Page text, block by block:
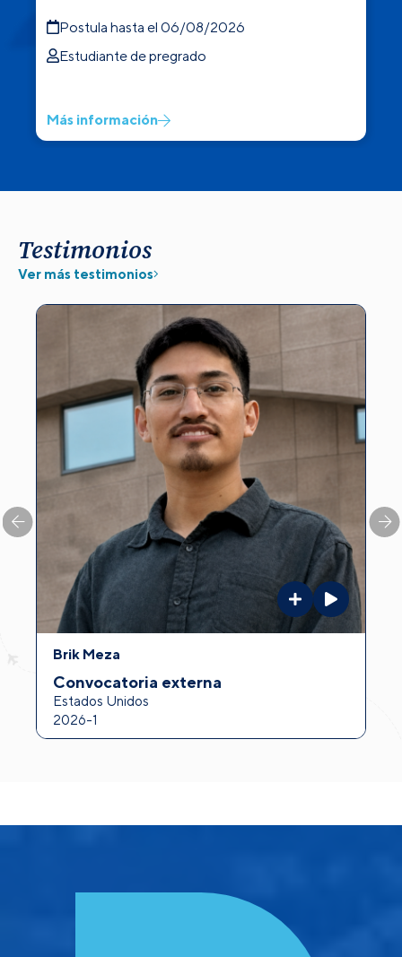
Postula hasta el 06/08/2026
Estudiante de pregrado
Más información
Testimonios
Ver más testimonios
Brik Meza
Convocatoria externa
Estados Unidos
2026-1